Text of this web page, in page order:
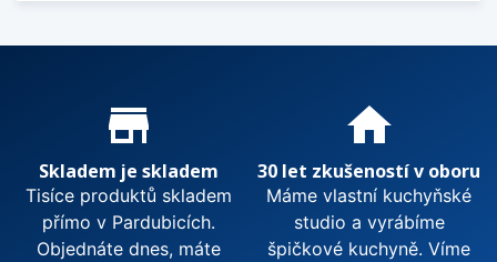
Proč nakupovat u nás?
store_mall_directory
Skladem je skladem
Tisíce produktů skladem
přímo v Pardubicích.
Objednáte dnes, máte
home
30 let zkušeností v oboru
Máme vlastní kuchyňské
studio a vyrábíme
špičkové kuchyně. Víme